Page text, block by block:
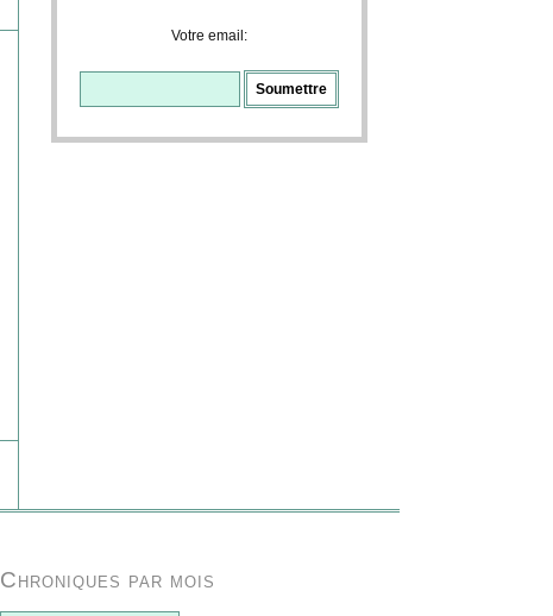
Votre email:
Chroniques par mois